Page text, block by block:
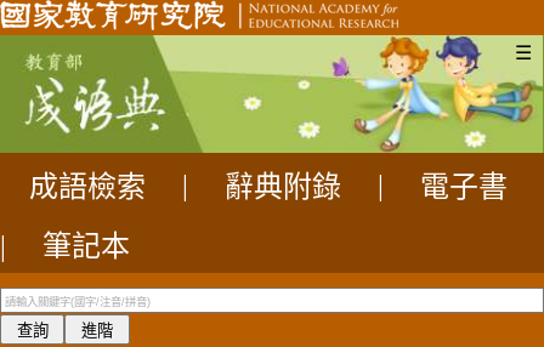
☰
成語檢索 辭典附錄
電子書
|
筆記本